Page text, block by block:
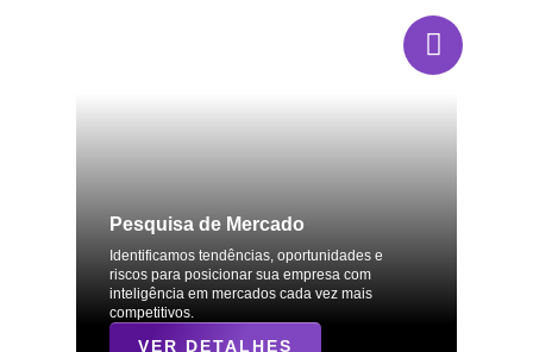
Pesquisa de Mercado
Identificamos tendências, oportunidades e
riscos para posicionar sua empresa com
inteligência em mercados cada vez mais
competitivos.
VER DETALHES